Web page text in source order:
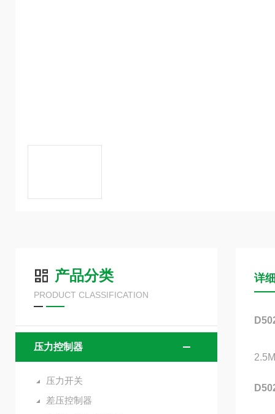
产品分类
PRODUCT CLASSIFICATION
压力控制器
压力开关
差压控制器
详